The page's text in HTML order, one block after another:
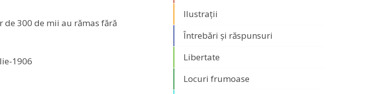
300 de mii au rămas fără
Ilustrații
Întrebări și răspunsuri
Libertate
Locuri frumoase